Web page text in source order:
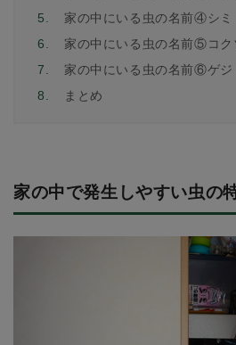
5.
家の中にいる虫の名前④シミ
6.
家の中にいる虫の名前⑤コク
7.
家の中にいる虫の名前⑥ゲジ
8.
まとめ
家の中で発生しやすい虫の